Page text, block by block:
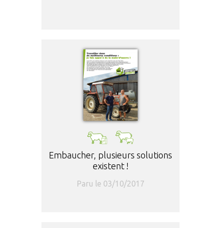
Embaucher, plusieurs solutions
existent !
Paru le 03/10/2017